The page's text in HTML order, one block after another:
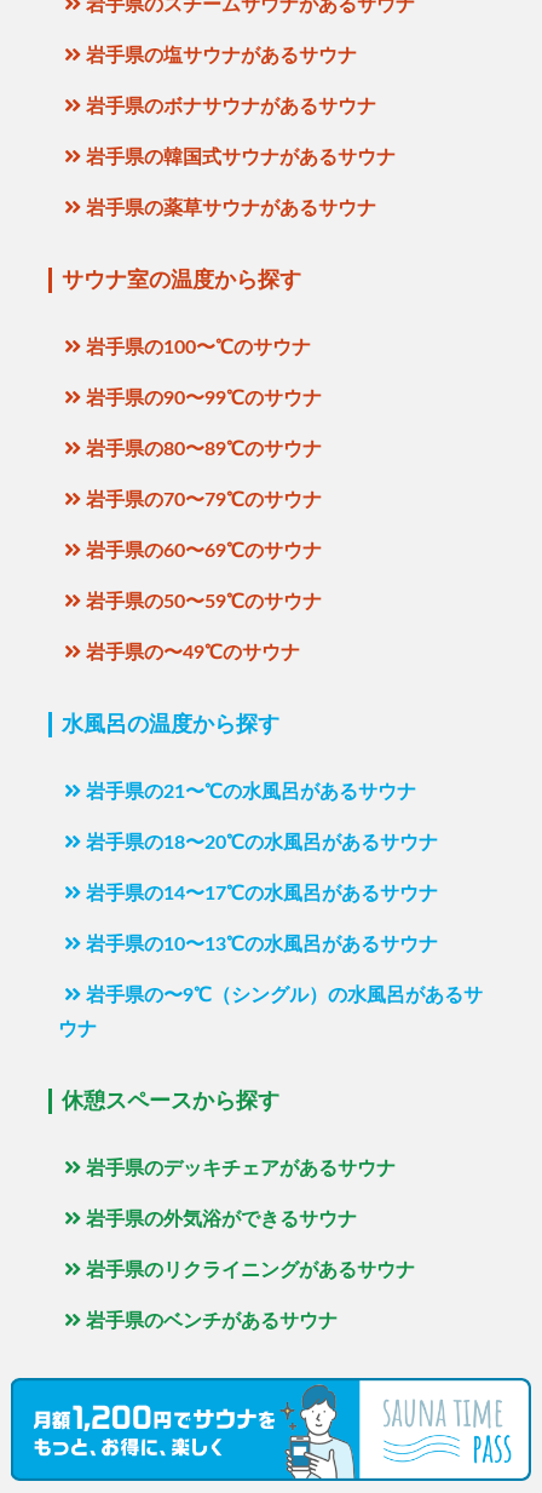
岩手県のスチームサウナがあるサウナ
岩手県の塩サウナがあるサウナ
岩手県のボナサウナがあるサウナ
岩手県の韓国式サウナがあるサウナ
岩手県の薬草サウナがあるサウナ
サウナ室の温度から探す
岩手県の100〜℃のサウナ
岩手県の90〜99℃のサウナ
岩手県の80〜89℃のサウナ
岩手県の70〜79℃のサウナ
岩手県の60〜69℃のサウナ
岩手県の50〜59℃のサウナ
岩手県の〜49℃のサウナ
水風呂の温度から探す
岩手県の21〜℃の水風呂があるサウナ
岩手県の18〜20℃の水風呂があるサウナ
岩手県の14〜17℃の水風呂があるサウナ
岩手県の10〜13℃の水風呂があるサウナ
岩手県の〜9℃（シングル）の水風呂があるサ
ウナ
休憩スペースから探す
岩手県のデッキチェアがあるサウナ
岩手県の外気浴ができるサウナ
岩手県のリクライニングがあるサウナ
岩手県のベンチがあるサウナ
ロウリュ（アウフグース）から探す
岩手県のオートロウリュがあるサウナ